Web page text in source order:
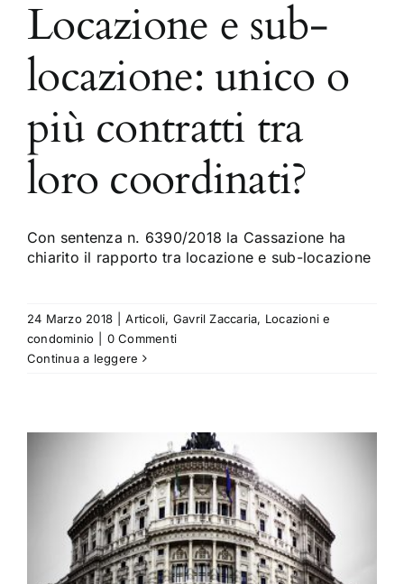
Locazione e sub-
locazione: unico o
più contratti tra
loro coordinati?
Con sentenza n. 6390/2018 la Cassazione ha
chiarito il rapporto tra locazione e sub-locazione
24 Marzo 2018 Articoli, Gavril Zaccaria, Locazioni e
condominio
0 Commenti
Continua a leggere